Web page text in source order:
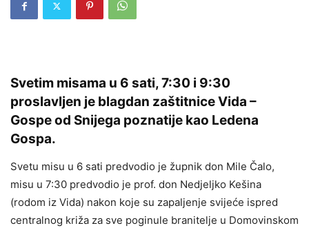
Svetim misama u 6 sati, 7:30 i 9:30
proslavljen je blagdan zaštitnice Vida –
Gospe od Snijega poznatije kao Ledena
Gospa.
Svetu misu u 6 sati predvodio je župnik don Mile Čalo,
misu u 7:30 predvodio je prof. don Nedjeljko Kešina
(rodom iz Vida) nakon koje su zapaljenje svijeće ispred
centralnog križa za sve poginule branitelje u Domovinskom